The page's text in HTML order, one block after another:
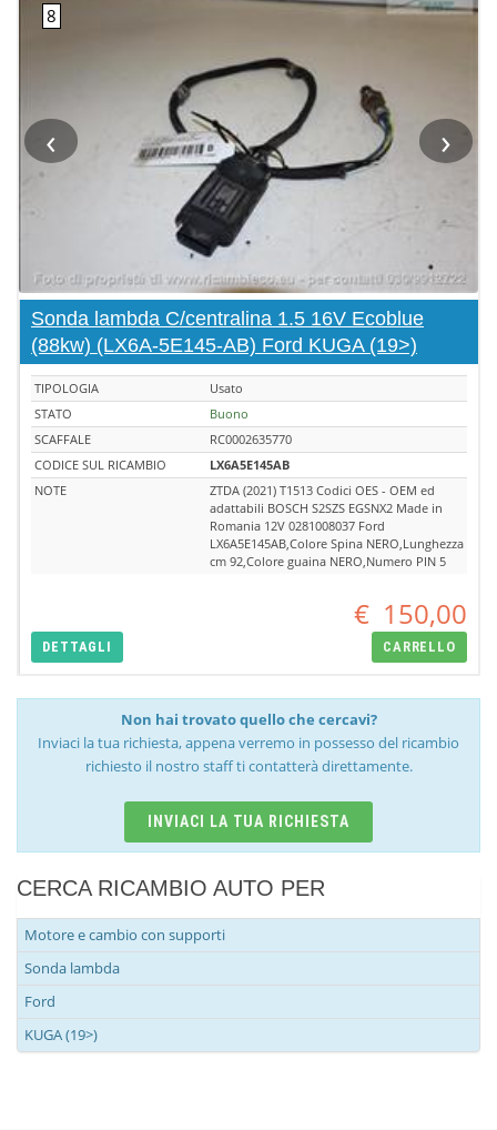
‹ ›
Sonda lambda C/centralina 1.5 16V Ecoblue
(88kw) (LX6A-5E145-AB) Ford KUGA (19>)
TIPOLOGIA
Usato
STATO
Buono
SCAFFALE
RC0002635770
CODICE SUL RICAMBIO
LX6A5E145AB
NOTE
ZTDA (2021) T1513 Codici OES - OEM ed
adattabili BOSCH S2SZS EGSNX2 Made in
Romania 12V 0281008037 Ford
LX6A5E145AB,Colore Spina NERO,Lunghezza
cm 92,Colore guaina NERO,Numero PIN 5
€ 150,00
DETTAGLI CARRELLO
Non hai trovato quello che cercavi?
Inviaci la tua richiesta, appena verremo in possesso del ricambio
richiesto il nostro staff ti contatterà direttamente.
INVIACI LA TUA RICHIESTA
CERCA RICAMBIO AUTO PER
Motore e cambio con supporti
Sonda lambda
Ford
KUGA (19>)